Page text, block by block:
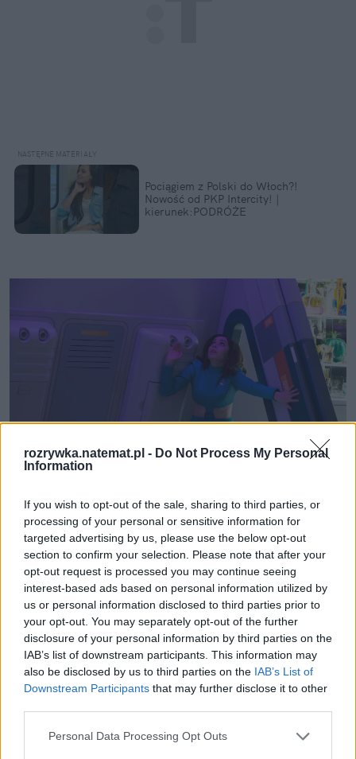
rozrywka.natemat.pl - Do Not Process My Personal
Information
If you wish to opt-out of the sale, sharing to third parties, or
processing of your personal or sensitive information for
targeted advertising by us, please use the below opt-out
section to confirm your selection. Please note that after your
opt-out request is processed you may continue seeing
interest-based ads based on personal information utilized by
us or personal information disclosed to third parties prior to
your opt-out. You may separately opt-out of the further
disclosure of your personal information by third parties on the
IAB’s list of downstream participants. This information may
also be disclosed by us to third parties on the IAB’s List of
Downstream Participants that may further disclose it to other
Personal Data Processing Opt Outs
Pociągiem z Polski do Włoch?!
Nowość od PKP Intercity! |
kierunek:PODRÓŻE
Fot. Jonathan Prime / Netflix
I na tym jednym okrutnym odcinku, temat tortur
świadomości, się nie kończy. "U.S.S. Callister"
początkowo wygląda jak jakaś wariacja na temat
"Star Treka", ale potem jest nagły zwrot akcji i
zaczyna się prawdziwy techno-horror. Wielu chciało
by przenieść się do swojego ulubionego serialowego
uniwersum, gorzej jeśli jesteś tylko pionkiem
jakiegoś zakompleksionego maniaka -
takim Simem